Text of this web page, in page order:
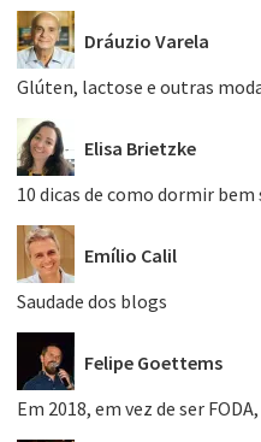
Dráuzio Varela
Glúten, lactose e outras
Elisa Brietzke
10 dicas de como dormir
Emílio Calil
Saudade dos blogs
Felipe Goettems
Em 2018, em vez de ser